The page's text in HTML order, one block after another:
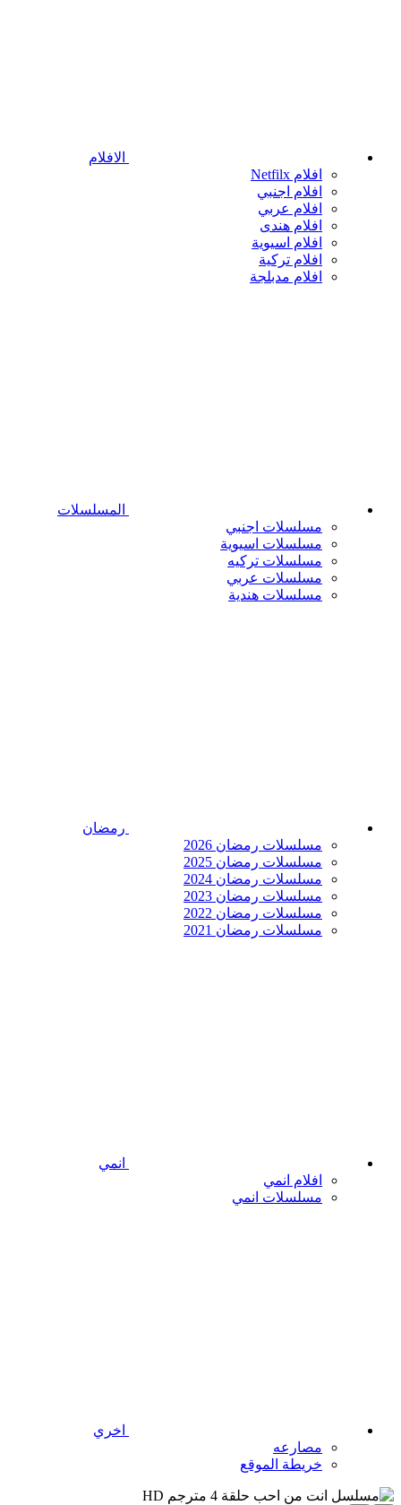
الافلام
افلام Netfilx
افلام اجنبي
افلام عربي
افلام هندى
افلام اسيوية
افلام تركية
افلام مدبلجة
المسلسلات
مسلسلات اجنبي
مسلسلات اسيوية
مسلسلات تركيه
مسلسلات عربي
مسلسلات هندية
رمضان
مسلسلات رمضان 2026
مسلسلات رمضان 2025
مسلسلات رمضان 2024
مسلسلات رمضان 2023
مسلسلات رمضان 2022
مسلسلات رمضان 2021
انمي
افلام انمي
مسلسلات انمي
اخري
مصارعه
خريطة الموقع